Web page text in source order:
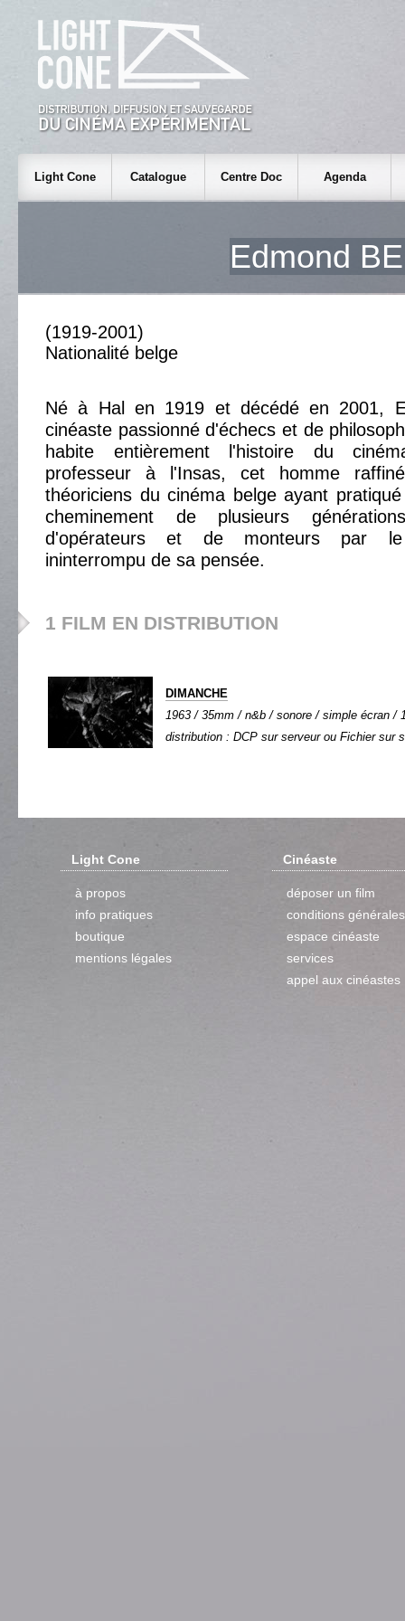
Light Cone Catalogue Centre Doc Agenda
Edmond
(1919-2001)
Nationalité belge
Né à Hal en 1919 et décédé en 2001,
cinéaste passionné d'échecs et de
habite entièrement l'histoire du
professeur à l'Insas, cet homme
théoriciens du cinéma belge ayant
cheminement de plusieurs
d'opérateurs et de monteurs par le
ininterrompu de sa pensée.
1 FILM EN DISTRIBUTION
DIMANCHE
1963 / 35mm / n&b / sonore / simple écran /
distribution : DCP sur serveur ou Fichier sur
Light Cone
à propos
info pratiques
boutique
mentions légales
Cinéaste
déposer un film
conditions générales
espace cinéaste
services
appel aux cinéastes